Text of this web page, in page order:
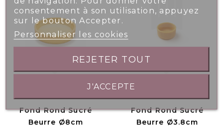
Fond Rond Sucré
Beurre Ø8cm
Fond Rond Sucré
Beurre Ø3.8cm
consentement à son utilisation, appuyez
sur le bouton Accepter.
Personnaliser les cookies
REJETER TOUT
J'ACCEPTE